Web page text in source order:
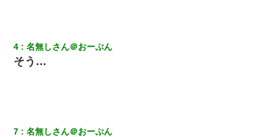
中途採用のAが部長から呼び出された。Aはヘラヘラと部屋に入っ
ていき、1時間後に号泣しながら出てきて…
4 名無しさん＠おーぷん
そう…
7 名無しさん＠おーぷん